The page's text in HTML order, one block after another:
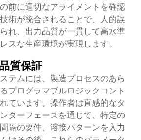
前に適切なアライメントを確認
術が統合されることで、人的誤
れ、出力品質が一貫して高水準
スな生産環境が実現します。
質保証
テムには、製造プロセスのあら
プログラマブルロジックコント
ています。操作者は直感的なタ
ターフェースを通じて、特定の
隔の要件、溶接パターンを入力